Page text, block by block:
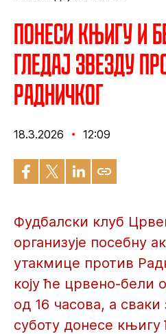
Понеси књигу и
гледај Звезду
Радничког
18.3.2026 12:09
Фудбалски клуб
организује посебну
утакмице против
коју ће црвено-бели
од 16 часова, а сваки
суботу донесе књигу